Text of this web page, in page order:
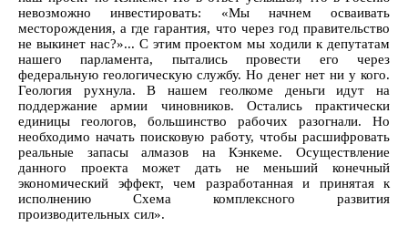
невозможно инвестировать: «Мы начнем осваивать
месторождения, а где гарантия, что через год правительство
не выкинет нас?»... С этим проектом мы ходили к депутатам
нашего парламента, пытались провести его через
федеральную геологическую службу. Но денег нет ни у кого.
Геология рухнула. В нашем геолкоме деньги идут на
поддержание армии чиновников. Остались практически
единицы геологов, большинство рабочих разогнали. Но
необходимо начать поисковую работу, чтобы расшифровать
реальные запасы алмазов на Кэнкеме. Осуществление
данного проекта может дать не меньший конечный
экономический эффект, чем разработанная и принятая к
исполнению Схема комплексного развития
производительных сил».